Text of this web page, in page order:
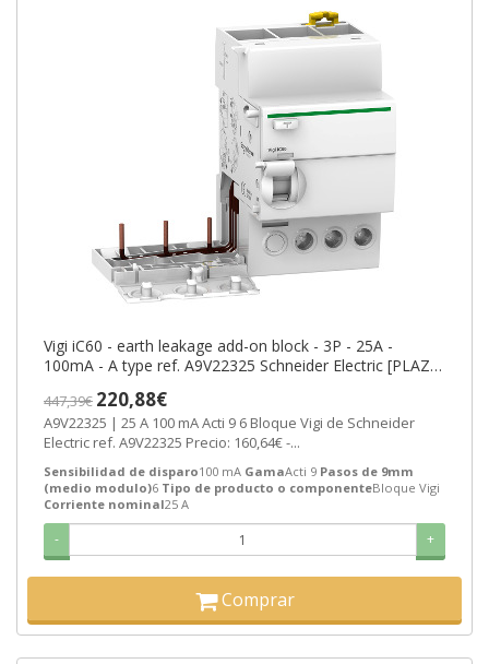
Vigi iC60 - earth leakage add-on block - 3P - 25A -
100mA - A type ref. A9V22325 Schneider Electric [PLAZO
447,39€ 220,88€
A9V22325 | 25 A 100 mA Acti 9 6 Bloque Vigi de Schneider
Electric ref. A9V22325 Precio: 160,64€ -...
Sensibilidad de disparo100 mA GamaActi 9 Pasos de 9mm
(medio modulo)6 Tipo de producto o componenteBloque Vigi
Corriente nominal25 A
- +
Comprar